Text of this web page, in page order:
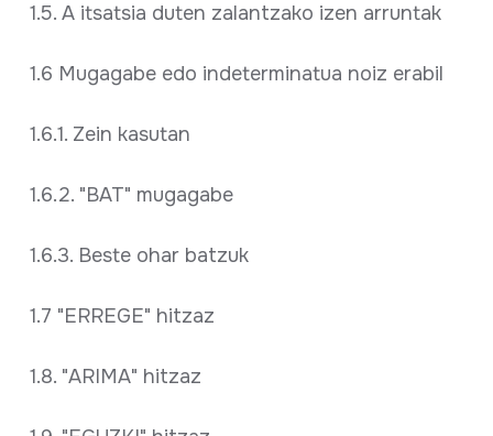
1.5. A itsatsia duten zalantzako izen arruntak
1.6 Mugagabe edo indeterminatua noiz erabil
1.6.1. Zein kasutan
1.6.2. "BAT" mugagabe
1.6.3. Beste ohar batzuk
1.7 "ERREGE" hitzaz
1.8. "ARIMA" hitzaz